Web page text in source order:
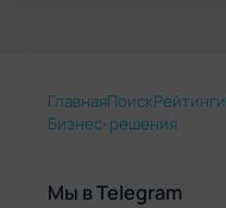
ГлавнаяПоискРейтинги
Бизнес-решения
Мы в Telegram